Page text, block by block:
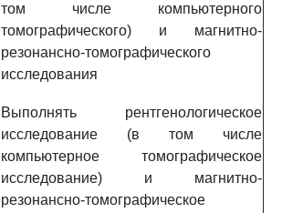
том числе компьютерного
томографического) и магнитно-
резонансно-томографического
исследования
Выполнять рентгенологическое
исследование (в том числе
компьютерное томографическое
исследование) и магнитно-
резонансно-томографическое